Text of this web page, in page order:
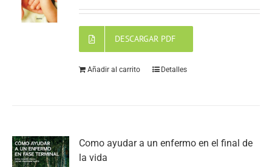
DESCARGAR PDF
Añadir al carrito Detalles
Como ayudar a un enfermo en el final de
la vida